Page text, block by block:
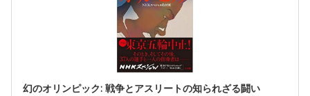
幻のオリンピック: 戦争とアスリートの知られざる闘い